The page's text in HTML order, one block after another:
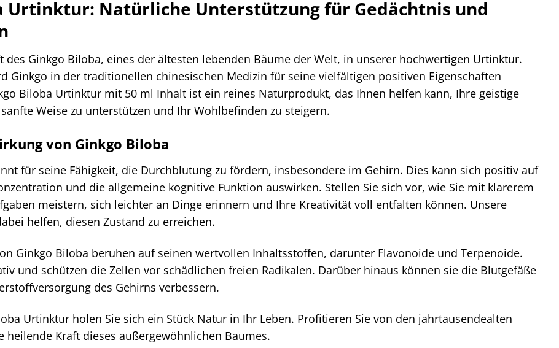
Urtinktur: Natürliche Unterstützung für Gedächtnis und
des Ginkgo Biloba, eines der ältesten lebenden Bäume der Welt, in unserer hochwertigen Urtinktur.
Ginkgo in der traditionellen chinesischen Medizin für seine vielfältigen positiven Eigenschaften
Biloba Urtinktur mit 50 ml Inhalt ist ein reines Naturprodukt, das Ihnen helfen kann, Ihre geistige
Weise zu unterstützen und Ihr Wohlbefinden zu steigern.
von Ginkgo Biloba
für seine Fähigkeit, die Durchblutung zu fördern, insbesondere im Gehirn. Dies kann sich positiv auf
und die allgemeine kognitive Funktion auswirken. Stellen Sie sich vor, wie Sie mit klarerem
meistern, sich leichter an Dinge erinnern und Ihre Kreativität voll entfalten können. Unsere
helfen, diesen Zustand zu erreichen.
Ginkgo Biloba beruhen auf seinen wertvollen Inhaltsstoffen, darunter Flavonoide und Terpenoide.
und schützen die Zellen vor schädlichen freien Radikalen. Darüber hinaus können sie die Blutgefäße
des Gehirns verbessern.
Urtinktur holen Sie sich ein Stück Natur in Ihr Leben. Profitieren Sie von den jahrtausendealten
heilende Kraft dieses außergewöhnlichen Baumes.